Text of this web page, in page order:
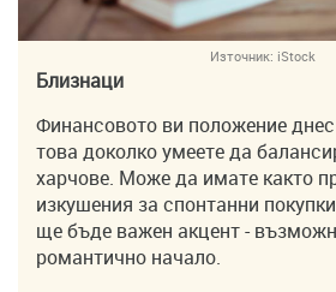
Източник: iStock
Близнаци
Финансовото ви положение
това доколко умеете да
харчове. Може да имате както
изкушения за спонтанни
ще бъде важен акцент -
романтично начало.